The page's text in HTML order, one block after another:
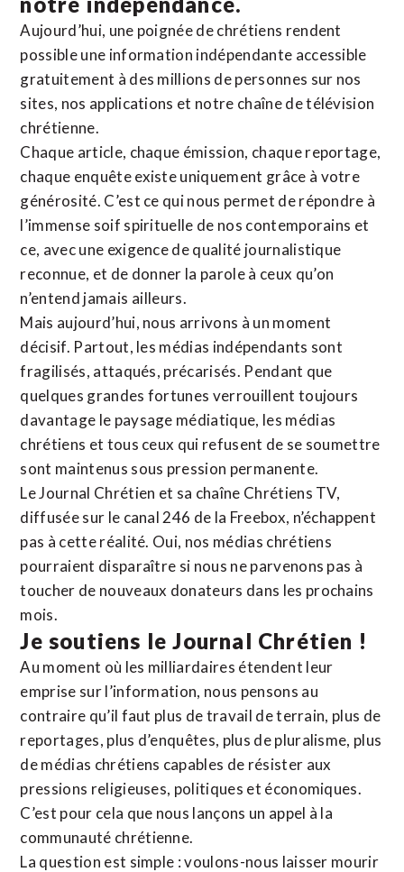
Aujourd’hui, une poignée de chrétiens rendent
possible une information indépendante accessible
gratuitement à des millions de personnes sur nos
sites, nos applications et notre chaîne de télévision
chrétienne.
Chaque article, chaque émission, chaque reportage,
chaque enquête existe uniquement grâce à votre
générosité. C’est ce qui nous permet de répondre à
l’immense soif spirituelle de nos contemporains et
ce, avec une exigence de qualité journalistique
reconnue, et de donner la parole à ceux qu’on
n’entend jamais ailleurs.
Mais aujourd’hui, nous arrivons à un moment
décisif. Partout, les médias indépendants sont
fragilisés, attaqués, précarisés. Pendant que
quelques grandes fortunes verrouillent toujours
davantage le paysage médiatique, les médias
chrétiens et tous ceux qui refusent de se soumettre
sont maintenus sous pression permanente.
Le Journal Chrétien et sa chaîne Chrétiens TV,
diffusée sur le canal 246 de la Freebox, n’échappent
pas à cette réalité. Oui, nos médias chrétiens
pourraient disparaître si nous ne parvenons pas à
toucher de nouveaux donateurs dans les prochains
mois.
Je soutiens le Journal Chrétien !
Au moment où les milliardaires étendent leur
emprise sur l’information, nous pensons au
contraire qu’il faut plus de travail de terrain, plus de
reportages, plus d’enquêtes, plus de pluralisme, plus
de médias chrétiens capables de résister aux
pressions religieuses, politiques et économiques.
C’est pour cela que nous lançons un appel à la
communauté chrétienne.
La question est simple : voulons-nous laisser mourir